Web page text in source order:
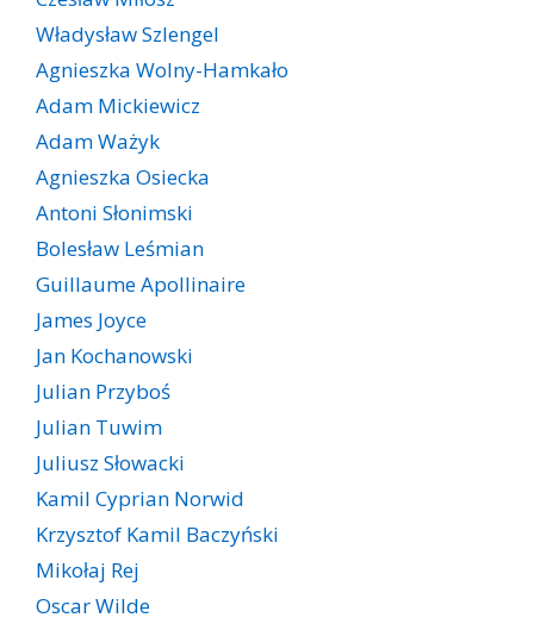
Władysław Szlengel
Agnieszka Wolny-Hamkało
Adam Mickiewicz
Adam Ważyk
Agnieszka Osiecka
Antoni Słonimski
Bolesław Leśmian
Guillaume Apollinaire
James Joyce
Jan Kochanowski
Julian Przyboś
Julian Tuwim
Juliusz Słowacki
Kamil Cyprian Norwid
Krzysztof Kamil Baczyński
Mikołaj Rej
Oscar Wilde